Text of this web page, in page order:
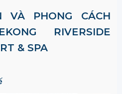
VÀ PHONG CÁCH
RIVERSIDE
& SPA